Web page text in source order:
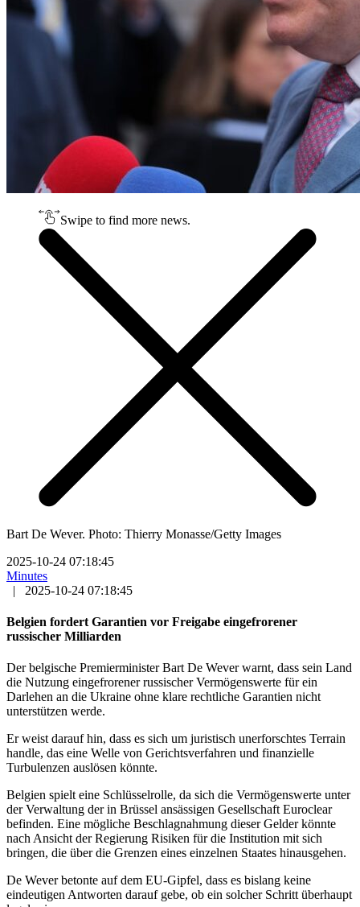
Swipe to find more news.
Bart De Wever. Photo: Thierry Monasse/Getty Images
2025-10-24 07:18:45
Minutes
|
2025-10-24 07:18:45
Belgien fordert Garantien vor Freigabe eingefrorener
russischer Milliarden
Der belgische Premierminister Bart De Wever warnt, dass sein Land
die Nutzung eingefrorener russischer Vermögenswerte für ein
Darlehen an die Ukraine ohne klare rechtliche Garantien nicht
unterstützen werde.
Er weist darauf hin, dass es sich um juristisch unerforschtes Terrain
handle, das eine Welle von Gerichtsverfahren und finanzielle
Turbulenzen auslösen könnte.
Belgien spielt eine Schlüsselrolle, da sich die Vermögenswerte unter
der Verwaltung der in Brüssel ansässigen Gesellschaft Euroclear
befinden. Eine mögliche Beschlagnahmung dieser Gelder könnte
nach Ansicht der Regierung Risiken für die Institution mit sich
bringen, die über die Grenzen eines einzelnen Staates hinausgehen.
De Wever betonte auf dem EU-Gipfel, dass es bislang keine
eindeutigen Antworten darauf gebe, ob ein solcher Schritt überhaupt